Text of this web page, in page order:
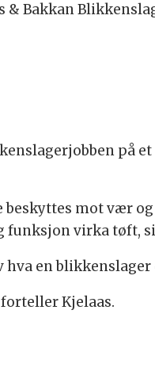
& Bakkan
på
beskyttes mot vær
funksjon virka tøft,
hva en
Kjelaas.